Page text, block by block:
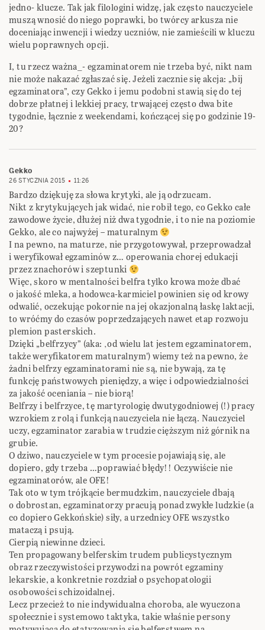
jedno- klucze. Tak jak filologini widzę, jak często nauczyciele
muszą wnosić do niego poprawki, bo twórcy arkusza nie
doceniając inwencji i wiedzy uczniów, nie zamieścili w kluczu
wielu poprawnych opcji.
I, tu rzecz ważna_- egzaminatorem nie trzeba być, nikt nam
nie może nakazać zgłaszać się. Jeżeli zacznie się akcja: „bij
egzaminatora”, czy Gekko i jemu podobni stawią się do tej
dobrze płatnej i lekkiej pracy, trwającej często dwa bite
tygodnie, łącznie z weekendami, kończącej się po godzinie 19-
20?
Gekko
26 STYCZNIA 2015 11:26
Bardzo dziękuję za słowa krytyki, ale ją odrzucam.
Nikt z krytykujących jak widać, nie robił tego, co Gekko całe
zawodowe życie, dłużej niż dwa tygodnie, i to nie na poziomie
Gekko, ale co najwyżej – maturalnym
I na pewno, na maturze, nie przygotowywał, przeprowadzał
i weryfikował egzaminów z… operowania chorej edukacji
przez znachorów i szeptunki
Więc, skoro w mentalności belfra tylko krowa może dbać
o jakość mleka, a hodowca-karmiciel powinien się od krowy
odwalić, oczekując pokornie na jej okazjonalną łaskę laktacji,
to wróćmy do czasów poprzedzających nawet etap rozwoju
plemion pasterskich.
Dzięki „belfrzycy” (aka: ‚od wielu lat jestem egzaminatorem,
także weryfikatorem maturalnym’) wiemy też na pewno, że
żadni belfrzy egzaminatorami nie są, nie bywają, za tę
funkcję państwowych pieniędzy, a więc i odpowiedzialności
za jakość oceniania – nie biorą!
Belfrzy i belfrzyce, tę martyrologię dwutygodniowej (!) pracy
wzrokiem z rolą i funkcją nauczyciela nie łączą. Nauczyciel
uczy, egzaminator zarabia w trudzie cięższym niż górnik na
grubie.
O dziwo, nauczyciele w tym procesie pojawiają się, ale
dopiero, gdy trzeba …poprawiać błędy!! Oczywiście nie
egzaminatorów, ale OFE!
Tak oto w tym trójkącie bermudzkim, nauczyciele dbają
o dobrostan, egzaminatorzy pracują ponad zwykłe ludzkie (a
co dopiero Gekkońskie) siły, a urzednicy OFE wszystko
mataczą i psują.
Cierpią niewinne dzieci.
Ten propagowany belferskim trudem publicystycznym
obraz rzeczywistości przywodzi na powrót egzaminy
lekarskie, a konkretnie rozdział o psychopatologii
osobowości schizoidalnej.
Lecz przecież to nie indywidualna choroba, ale wyuczona
społecznie i systemowo taktyka, takie właśnie persony